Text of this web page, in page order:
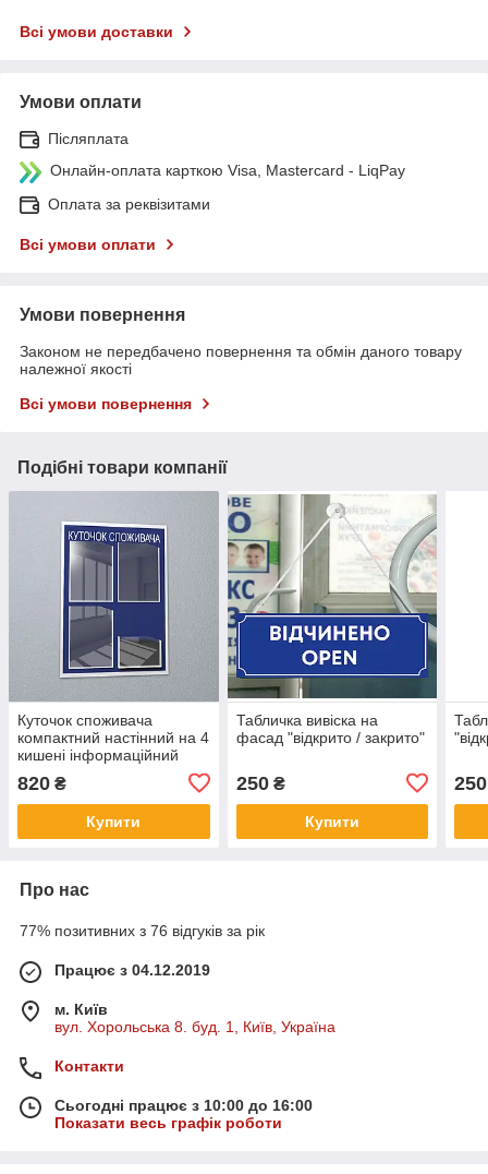
Всі умови доставки
Умови оплати
Післяплата
Онлайн-оплата карткою Visa, Mastercard - LiqPay
Оплата за реквізитами
Всі умови оплати
Умови повернення
Законом не передбачено повернення та обмін даного товару
належної якості
Всі умови повернення
Подібні товари компанії
Куточок споживача
компактний настінний на 4
кишені інформаційний
820 ₴
Купити
Табличка вивіска на
фасад "відкрито / закрито"
250₴
Купити
250
Про нас
77% позитивних з 76 відгуків за рік
Працює з 04.12.2019
м. Київ
вул. Хорольська 8. буд. 1, Київ, Україна
Контакти
Сьогодні працює з 10:00 до 16:00
Показати весь графік роботи